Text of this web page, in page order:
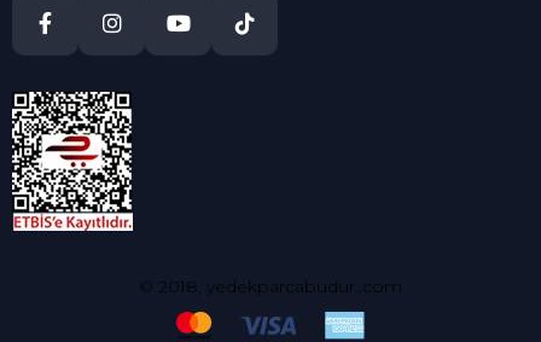
© 2018, yedekparcabudur..com